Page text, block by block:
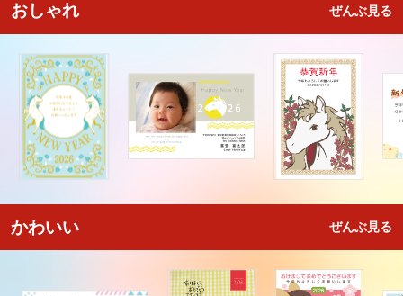
おしゃれ ぜんぶ見る
かわいい ぜんぶ見る